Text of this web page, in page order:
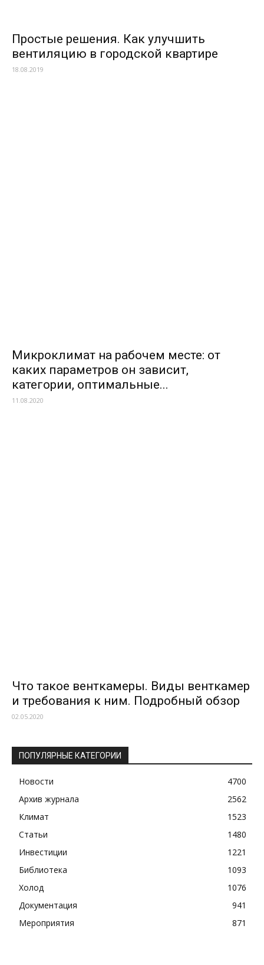
Простые решения. Как улучшить
вентиляцию в городской квартире
18.08.2019
Микроклимат на рабочем месте: от
каких параметров он зависит,
категории, оптимальные...
11.08.2020
Что такое венткамеры. Виды венткамер
и требования к ним. Подробный обзор
02.05.2020
ПОПУЛЯРНЫЕ КАТЕГОРИИ
Новости
4700
Архив журнала
2562
Климат
1523
Статьи
1480
Инвестиции
1221
Библиотека
1093
Холод
1076
Документация
941
Мероприятия
871